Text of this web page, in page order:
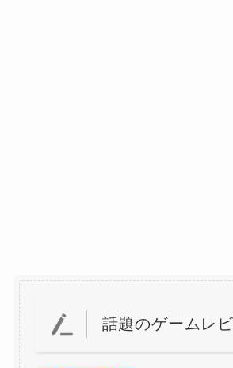
話題のゲームレ